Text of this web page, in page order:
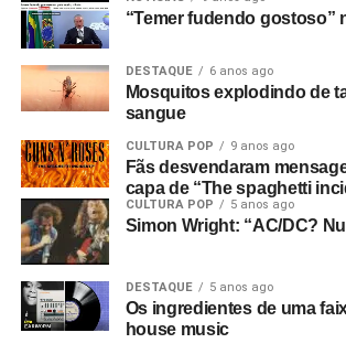
Isso é a parte técnica da atuação. Mas
estava tentando fazer? Começa com
Você sabe, essa é a música que está
simboliza esse novo amanhecer do
Anderton, o chefe de polícia de
foi um precursor de Thatcher, pois era de
religioso e queria reprimir os jovens.
Então o filme passa de “O
Aurora” para o tema nazista. Mas não era
aurora, era um retorno ao passado.
“Temer fudendo gostoso”
DESTAQUE 6 anos ago
Mosquitos explodindo de
sangue
CULTURA POP 9 anos ago
Fãs desvendaram
capa de “The spaghetti
CULTURA POP 5 anos ago
Simon Wright: “AC/DC?
DESTAQUE 5 anos ago
Os ingredientes de uma
house music